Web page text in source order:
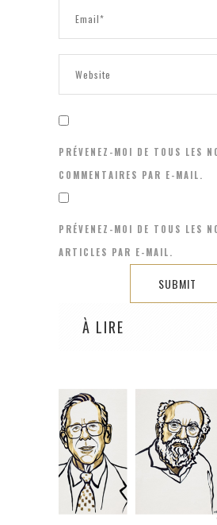
PRÉVENEZ-MOI DE TOUS LES
COMMENTAIRES PAR E-MAIL.
PRÉVENEZ-MOI DE TOUS LES
ARTICLES PAR E-MAIL.
À LIRE